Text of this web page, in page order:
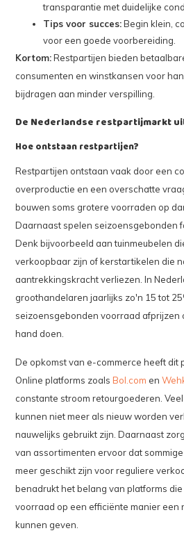
transparantie met duidelijke
Tips voor succes:Begin klein,
voor een goede voorbereiding.
Kortom:Restpartijen bieden
consumenten en winstkansen voor
bijdragen aan minder verspilling.
De Nederlandse restpartijmarkt
Hoe ontstaan restpartijen?
Restpartijen ontstaan vaak door een
overproductie en een overschatte
bouwen soms grotere voorraden op
Daarnaast spelen seizoensgebonden
Denk bijvoorbeeld aan tuinmeubelen
verkoopbaar zijn of kerstartikelen die
aantrekkingskracht verliezen. In
groothandelaren jaarlijks zo'n 15 tot
seizoensgebonden voorraad afprijzen
hand doen.
De opkomst van e-commerce heeft dit
Online platforms zoalsBol.com en
constante stroom retourgoederen.
kunnen niet meer als nieuw worden
nauwelijks gebruikt zijn. Daarnaast
van assortimenten ervoor dat
meer geschikt zijn voor reguliere
benadrukt het belang van platforms
voorraad op een efficiënte manier een
kunnen geven.